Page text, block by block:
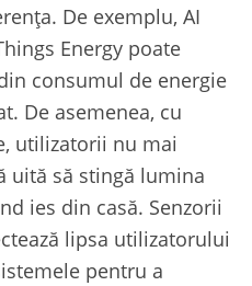
De exemplu, AI
Energy poate
consumul de energie
De asemenea, cu
utilizatorii nu mai
uită să stingă lumina
ies din casă. Senzorii
lipsa utilizatorului
pentru a